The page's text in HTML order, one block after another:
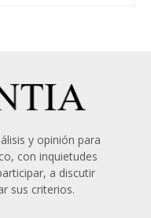
y opinión para
con inquietudes
a discutir
sus criterios.